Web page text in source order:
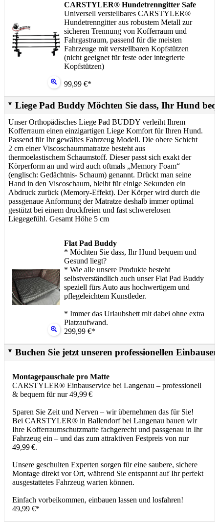
CARSTYLER® Hundetrenngitter Safe
Universell verstellbares CARSTYLER®
Hundetrenngitter aus robustem Metall zur
sicheren Trennung von Kofferraum und
Fahrgastraum, passend für die meisten
Fahrzeuge mit verstellbaren Kopfstützen
(nicht geeignet für feste oder integrierte
Kopfstützen)
99,99 €*
Liege Pad Buddy Möchten Sie dass, Ihr Hund
Unser Orthopädisches Liege Pad BUDDY verleiht Ihrem
Kofferraum einen einzigartigen Liege Komfort für Ihren Hund.
Passend für Ihr gewältes Fahrzeug Modell. Die obere Schicht
2 cm einer Viscoschaummatratze besteht aus
thermoelastischem Schaumstoff. Dieser passt sich exakt der
Körperform an und wird auch oftmals „Memory Foam“
(englisch: Gedächtnis- Schaum) genannt. Drückt man seine
Hand in den Viscoschaum, bleibt für einige Sekunden ein
Abdruck zurück (Memory-Effekt). Der Körper wird durch die
passgenaue Anformung der Matratze deshalb immer optimal
gestützt bei einem druckfreien und fast schwerelosen
Liegegefühl. Gesamt Höhe 5 cm
Flat Pad Buddy
* Möchten Sie dass, Ihr Hund bequem und
Gesund liegt?
* Wie alle unsere Produkte besteht
selbstverständlich auch unser Flat Pad Buddy
speziell fürs Auto aus hochwertigem und
pflegeleichtem Kunstleder.
* Immer das Urlaubsbett mit dabei ohne extra
Platzaufwand.
299,99 €*
Buchen Sie jetzt unseren professionellen
Montagepauschale pro Matte
CARSTYLER® Einbauservice bei Langenau – professionell
& bequem für nur 49,99 €
Sparen Sie Zeit und Nerven – wir übernehmen das für Sie!
Bei CARSTYLER® in Ballendorf bei Langenau bauen wir
Ihre Kofferraumschutzmatte fachgerecht und passgenau in Ihr
Fahrzeug ein – und das zum attraktiven Festpreis von nur
49,99 €.
Unsere geschulten Experten sorgen für eine saubere, sichere
Montage direkt vor Ort, während Sie entspannt auf Ihr perfekt
ausgestattetes Fahrzeug warten können.
Einfach vorbeikommen, einbauen lassen und losfahren!
49,99 €*